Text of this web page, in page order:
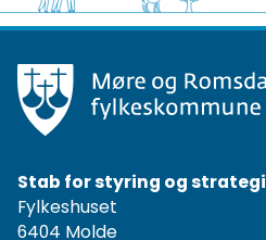
Stab for styring og strategi
Fylkeshuset
6404 Molde